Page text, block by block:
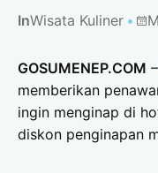
InWisata Kuliner
GOSUMENEP.COM –
memberikan
ingin menginap di
diskon penginapan